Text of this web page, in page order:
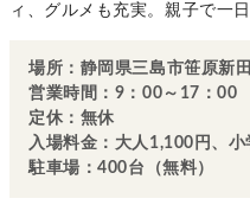
ィ、グルメも充実。親子で一
場所：静岡県三島市笹原新
営業時間：9：00～17：00
定休：無休
入場料金：大人1,100円、
駐車場：400台（無料）